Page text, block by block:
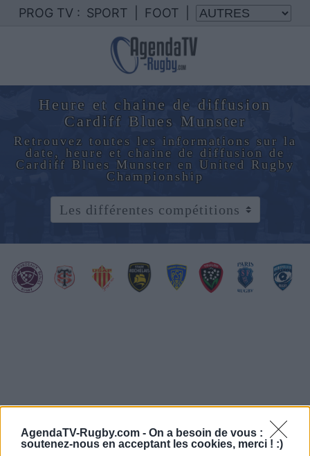
AgendaTV-Rugby.com - On a besoin de vous :
soutenez-nous en acceptant les cookies, merci ! :)
PROG TV : SPORT FOOT
Heure et chaine de diffusion
Cardiff Blues Munster
Retrouvez toutes les informations sur la
date, heure et chaine de diffusion de
Cardiff Blues Munster en United Rugby
Championship